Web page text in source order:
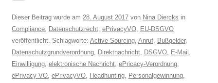
Dieser Beitrag wurde am 28. August 2017 von Nina Diercks in
Compliance, Datenschutzrecht, ePrivacyVO, EU-DSGVO
veröffentlicht. Schlagworte: Active Sourcing, Anruf, Bußgelder,
Datenschutzgrundverordnung, Direktnachricht, DSGVO, E-Mail ,
Einwilligung, elektronische Nachricht, ePricacy-Verordnung,
ePrivacy-VO, ePrivacyVO, Headhunting, Personalgewinnung,